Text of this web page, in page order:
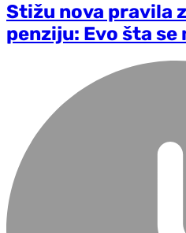
Stižu nova pravila
penziju: Evo šta se